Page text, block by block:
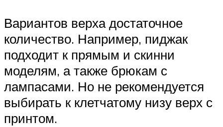
Вариантов верха достаточное
количество. Например, пиджак
подходит к прямым и скинни
моделям, а также брюкам с
лампасами. Но не рекомендуется
выбирать к клетчатому низу верх с
принтом.